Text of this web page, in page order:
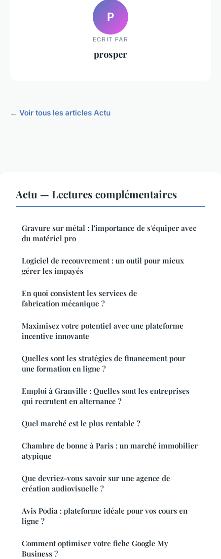
P
ECRIT PAR
prosper
← Voir tous les articles Actu
Actu — Lectures complémentaires
Gravure sur métal : l'importance de s'équiper avec
du matériel pro
Logiciel de recouvrement : un outil pour mieux
gérer les impayés
En quoi consistent les services de
fabrication mécanique ?
Maximisez votre potentiel avec une plateforme
incentive innovante
Quelles sont les stratégies de financement pour
une formation en ligne ?
Emploi à Granville : Quelles sont les entreprises
qui recrutent en alternance ?
Quel marché est le plus rentable ?
Chambre de bonne à Paris : un marché immobilier
atypique
Que devriez-vous savoir sur une agence de
création audiovisuelle ?
Avis Podia : plateforme idéale pour vos cours en
ligne ?
Comment optimiser votre fiche Google My
Business ?